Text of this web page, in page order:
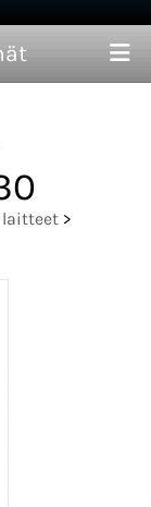
laitteet >